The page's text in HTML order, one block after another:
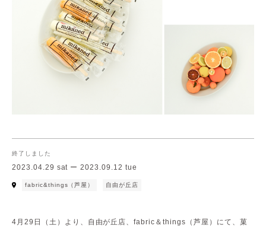
終了しました
2023.04.29 sat ー 2023.09.12 tue
fabric&things（芦屋） 自由が丘店
4月29日（土）より、自由が丘店、fabric＆things（芦屋）にて、菓